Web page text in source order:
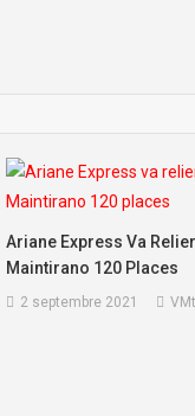
Ariane Express Va
Maintirano 120 Places
2 septembre 2021